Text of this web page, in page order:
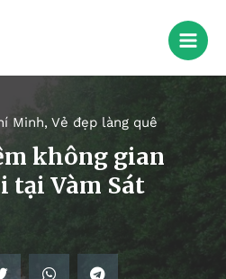
Minh, Vẻ đẹp làng quê
không gian
tại Vàm Sát